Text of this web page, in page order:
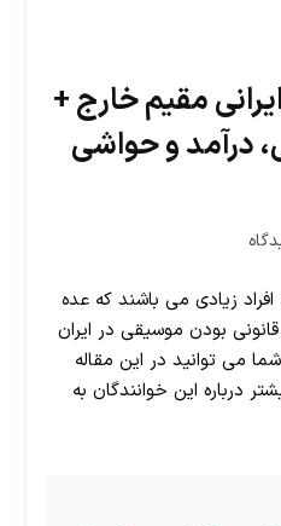
مقیم خارج +
درآمد و حواشی
زیادی می باشند که عده
بودن موسیقی در ایران
می توانید در این مقاله
درباره این خوانندگان به